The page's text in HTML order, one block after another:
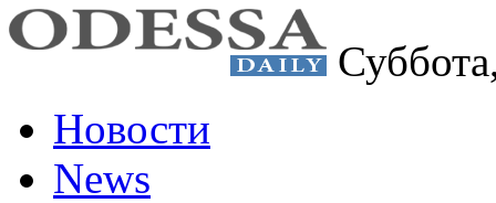
Новости
News